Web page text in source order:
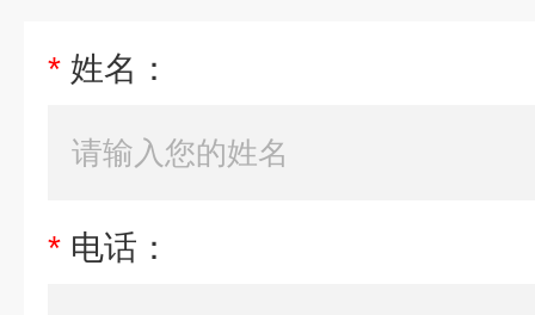
* 姓名：
* 电话：